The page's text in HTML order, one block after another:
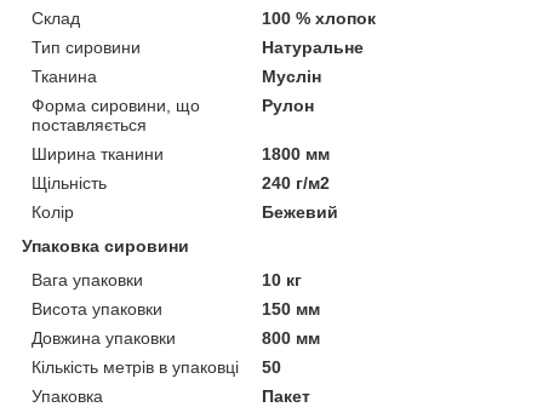
Склад
100 % хлопок
Тип сировини
Натуральне
Тканина
Муслін
Форма сировини, що
поставляється
Рулон
Ширина тканини
1800 мм
Щільність
240 г/м2
Колір
Бежевий
Упаковка сировини
Вага упаковки
10 кг
Висота упаковки
150 мм
Довжина упаковки
800 мм
Кількість метрів в упаковці
50
Упаковка
Пакет